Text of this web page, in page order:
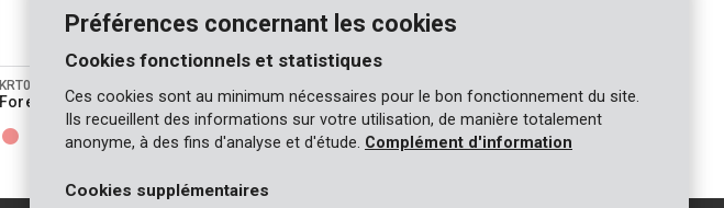
KRT010404
Foret béton Ø 6x100mm Foret béton Ø 7x100mm
Préférences concernant les cookies
Cookies fonctionnels et statistiques
Ces cookies sont au minimum nécessaires pour le bon fonctionnement du site.
Ils recueillent des informations sur votre utilisation, de manière totalement
anonyme, à des fins d'analyse et d'étude. Complément d'information
Cookies supplémentaires